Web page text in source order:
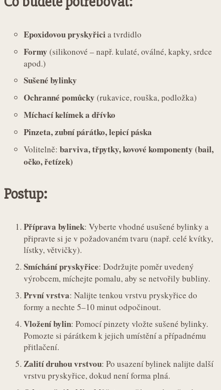
Epoxidovou pryskyřicia tvrdidlo
Formy (silikonové – např. kulaté, oválné, kapky, srdce
apod.)
Sušené bylinky
Ochranné pomůcky (rukavice, rouška, podložka)
Míchací kelímek a dřívko
Pinzeta, zubní párátko, lepicí páska
Volitelně: barviva, třpytky, kovové komponenty (bail,
očko, řetízek)
Postup:
Příprava bylinek: Vyberte vhodné usušené bylinky a
připravte si je v požadovaném tvaru (např. celé kvítky,
lístky, větvičky).
Smíchání pryskyřice: Dodržujte poměr uvedený
výrobcem, míchejte pomalu, aby se netvořily bubliny.
První vrstva: Nalijte tenkou vrstvu pryskyřice do
formy a nechte 5–10 minut odpočinout.
Vložení bylin: Pomocí pinzety vložte sušené bylinky.
Pomozte si párátkem k jejich umístění a případnému
přitlačení.
Zalití druhou vrstvou: Po usazení bylinek nalijte další
vrstvu pryskyřice, dokud není forma plná.